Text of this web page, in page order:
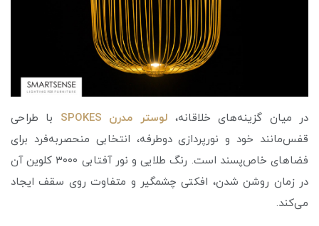
در میان گزینه‌های خلاقانه، لوستر مدرن SPOKES
با طراحی
قفس‌مانند خود و نورپردازی دوطرفه، انتخابی منحصربه‌فرد برای
فضاهای خاص‌پسند است. رنگ طلایی و نور آفتابی ۳۰۰۰ کلوین آن
در زمان روشن شدن، افکتی چشمگیر و متفاوت روی سقف ایجاد
می‌کند.